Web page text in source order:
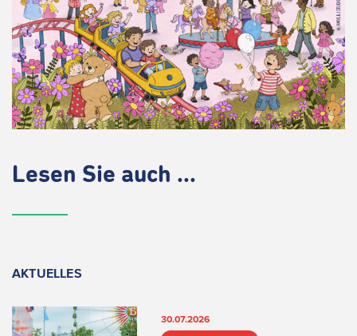
Lesen Sie auch ...
AKTUELLES
30.07.2026